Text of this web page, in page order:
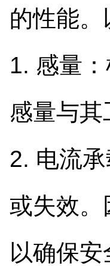
的性能
1. 感量
感量与
2. 电流
或失效。
以确保